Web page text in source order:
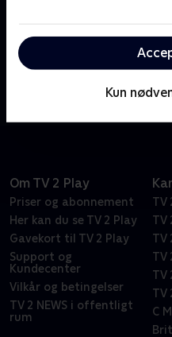
Kun
med til øen. Med hjælp fra
håndværkere, tvillingerne
Linde forvandle det
Om TV 2 Play
Priser og abonnement
Her kan du se TV 2 Play
Gavekort til TV 2 Play
Support og
Kundecenter
Vilkår og betingelser
TV 2 NEWS i offentligt
rum
TV
TV
TV
TV
TV
TV
C